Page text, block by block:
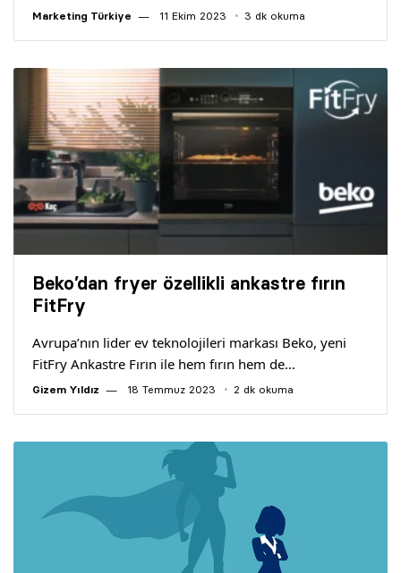
Marketing Türkiye 11 Ekim 2023 3 dk okuma
Beko’dan fryer özellikli ankastre fırın
FitFry
Avrupa’nın lider ev teknolojileri markası Beko, yeni
FitFry Ankastre Fırın ile hem fırın hem de…
Gizem Yıldız 18 Temmuz 2023 2 dk okuma